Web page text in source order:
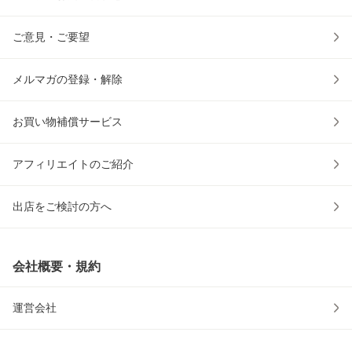
ご意見・ご要望
メルマガの登録・解除
お買い物補償サービス
アフィリエイトのご紹介
出店をご検討の方へ
会社概要・規約
運営会社